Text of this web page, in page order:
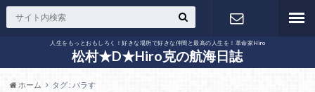
人生をもっとおもしろく！好きな場所で好きな仲間と最高の人生を！革命家Hiro
松村★D★Hiro克の航海日誌
お問い合わ
ホーム タグ : バラす